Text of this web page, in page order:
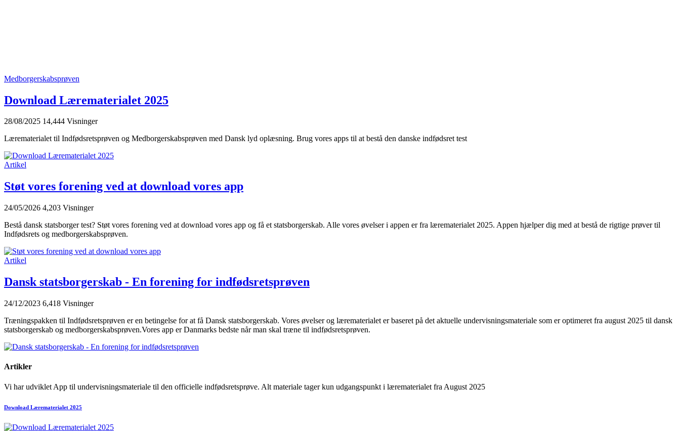
Medborgerskabsprøven
Download Lærematerialet 2025
28/08/2025 14,444 Visninger
Lærematerialet til Indfødsretsprøven og Medborgerskabsprøven med Dansk lyd oplæsning. Brug vores apps til at bestå den danske indfødsret test
Artikel
Støt vores forening ved at download vores app
24/05/2026 4,203 Visninger
Bestå dansk statsborger test? Støt vores forening ved at download vores app og få et statsborgerskab. Alle vores øvelser i appen er fra lærematerialet 2025. Appen hjælper dig med at bestå de rigtige prøver til
Indfødsrets og medborgerskabsprøven.
Artikel
Dansk statsborgerskab - En forening for indfødsretsprøven
24/12/2023 6,418 Visninger
Træningspakken til Indfødsretsprøven er en betingelse for at få Dansk statsborgerskab. Vores øvelser og lærematerialet er baseret på det aktuelle undervisningsmateriale som er optimeret fra august 2025 til dansk
statsborgerskab og medborgerskabsprøven.Vores app er Danmarks bedste når man skal træne til indfødsretsprøven.
Artikler
Vi har udviklet App til undervisningsmateriale til den officielle indfødsretsprøve. Alt materiale tager kun udgangspunkt i lærematerialet fra August 2025
Download Lærematerialet 2025